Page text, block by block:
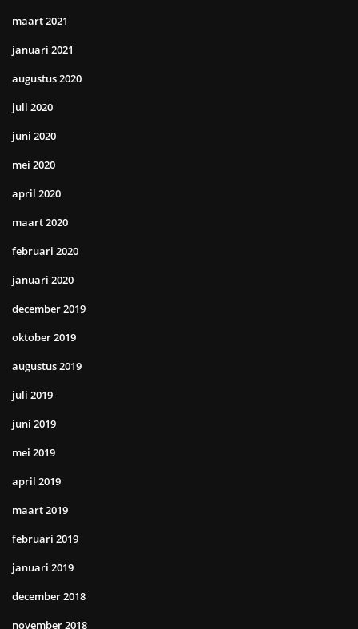
maart 2021
januari 2021
augustus 2020
juli 2020
juni 2020
mei 2020
april 2020
maart 2020
februari 2020
januari 2020
december 2019
oktober 2019
augustus 2019
juli 2019
juni 2019
mei 2019
april 2019
maart 2019
februari 2019
januari 2019
december 2018
november 2018